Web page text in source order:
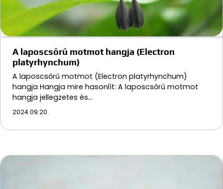
A laposcsőrű motmot hangja (Electron
platyrhynchum)
A laposcsőrű motmot (Electron platyrhynchum)
hangja Hangja mire hasonlít: A laposcsőrű motmot
hangja jellegzetes és…
2024.09.20.